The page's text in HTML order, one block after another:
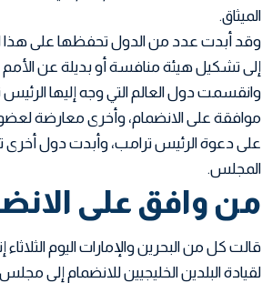
الميثاق.
وقد أبدت عدد من الدول تحفظها على هذا
إلى تشكيل هيئة منافسة أو بديلة عن الأمم
وانقسمت دول العالم التي وجه إليها
موافقة على الانضمام، وأخرى معارضة
على دعوة الرئيس ترامب، وأبدت دول أخرى
المجلس.
من وافق على
قالت كل من البحرين والإمارات اليوم
لقيادة البلدين الخليجيين للانضمام إلى